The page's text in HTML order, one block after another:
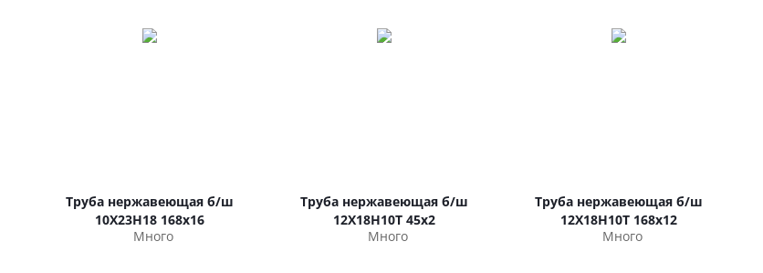
Труба нержавеющая б/ш
10Х23Н18 168х16
Много
Труба нержавеющая б/ш
12Х18Н10Т 45х2
Много
Труба нержавеющая б/ш
12Х18Н10Т 168х12
Много